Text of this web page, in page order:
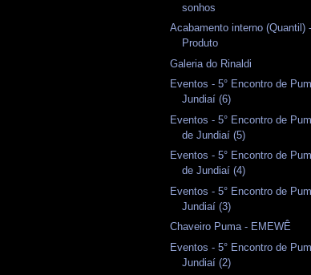
sonhos
Acabamento interno (Quantil) -
Produto
Galeria do Rinaldi
Eventos - 5° Encontro de
Jundiaí (6)
Eventos - 5° Encontro de
de Jundiaí (5)
Eventos - 5° Encontro de
de Jundiaí (4)
Eventos - 5° Encontro de
Jundiaí (3)
Chaveiro Puma - EMEWÊ
Eventos - 5° Encontro de
Jundiaí (2)